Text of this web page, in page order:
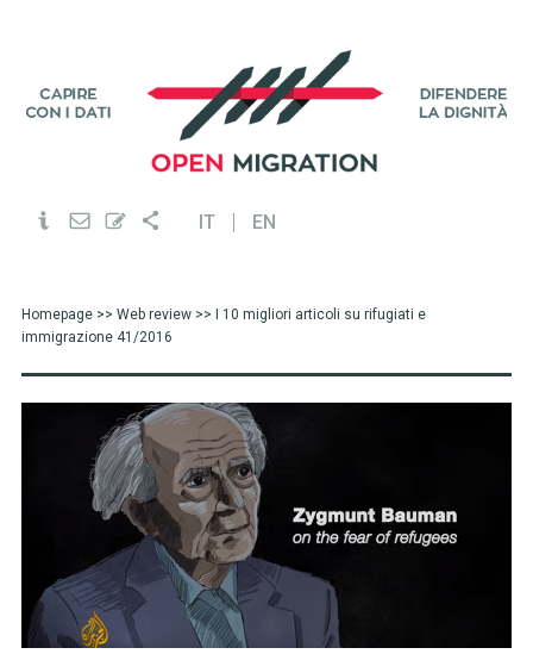
IT EN
Homepage>> Web review>> I 10 migliori articoli su rifugiati e
immigrazione 41/2016